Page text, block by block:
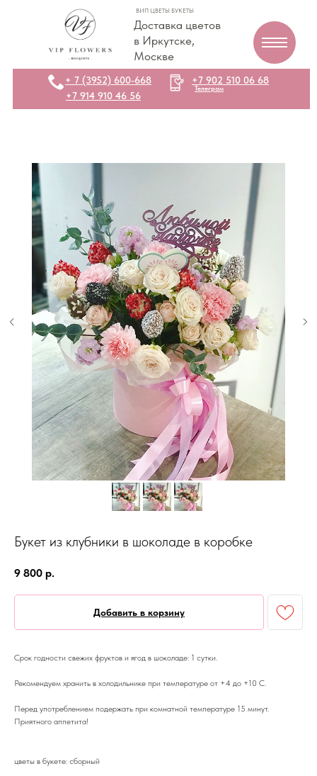
Доставка цветов
в Иркутске,
Москве
ВИП ЦВЕТЫ БУКЕТЫ
+7 914 910 46 56
+7 902 510 06 68
Телеграм
+ 7 (3952) 600-668
Букет из клубники в шоколаде в коробке
9 800 р.
Добавить в корзину
Срок годности свежих фруктов и ягод в шоколаде: 1 сутки.
Рекомендуем хранить в холодильнике при температуре от +4 до +10 С.
Перед употреблением подержать при комнатной температуре 15 минут.
Приятного аппетита!
цветы в букете: сборный